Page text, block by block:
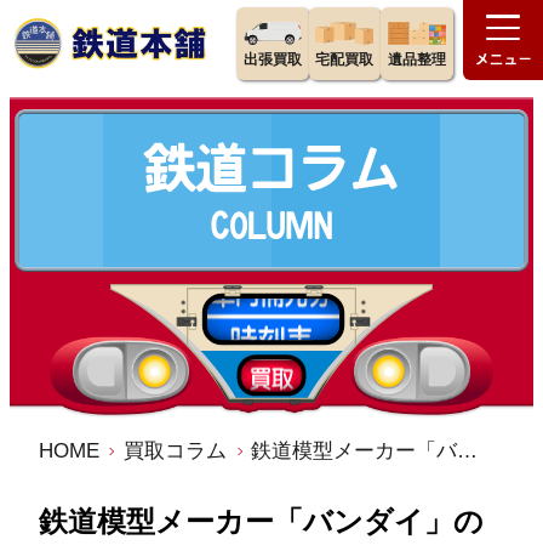
出張買取 宅配買取 遺品整理
HOME 買取コラム 鉄道模型メーカー「バンダイ」の歴史・特徴・魅力を徹底解説
鉄道模型メーカー「バンダイ」の